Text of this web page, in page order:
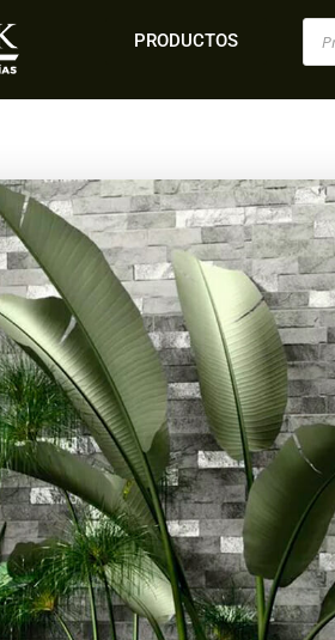
PRODUCTOS